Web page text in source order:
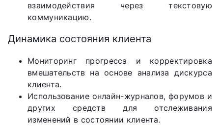
взаимодействия через текстовую
коммуникацию.
Динамика состояния клиента
Мониторинг прогресса и корректировка
вмешательств на основе анализа дискурса
клиента.
Использование онлайн-журналов, форумов и
других средств для отслеживания
изменений в состоянии клиента.